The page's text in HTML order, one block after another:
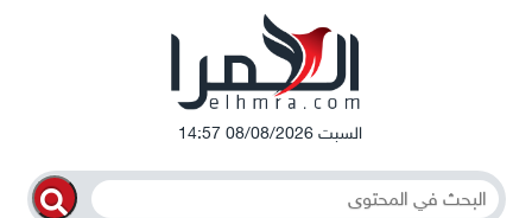
السبت 08/08/2026 14:57